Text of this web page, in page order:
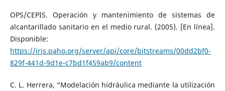
OPS/CEPIS. Operación y mantenimiento de sistemas de
alcantarillado sanitario en el medio rural. (2005). [En línea].
Disponible:
https://iris.paho.org/server/api/core/bitstreams/00dd2bf0-
829f-441d-9d1e-c7bd1f459ab9/content
C. L. Herrera, “Modelación hidráulica mediante la utilización